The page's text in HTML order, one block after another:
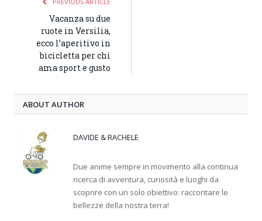
Vacanza su due
ruote in Versilia,
ecco l’aperitivo in
bicicletta per chi
ama sport e gusto
ABOUT AUTHOR
DAVIDE & RACHELE
Due anime sempre in movimento alla continua
ricerca di avventura, curiosità e luoghi da
scoprire con un solo obiettivo: raccontare le
bellezze della nostra terra!